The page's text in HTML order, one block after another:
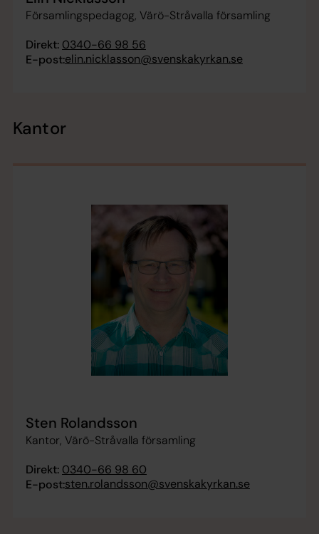
Församlingspedagog, Värö-Stråvalla församling
Direkt: 0340-66 98 56
E-post:elin.nicklasson@svenskakyrkan.se
Kantor
Sten Rolandsson
Kantor, Värö-Stråvalla församling
Direkt: 0340-66 98 60
E-post:sten.rolandsson@svenskakyrkan.se